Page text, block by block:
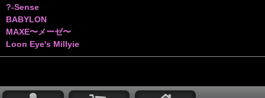
?-Sense
BABYLON
MAXE〜メーゼ〜
Loon Eye's Millyie